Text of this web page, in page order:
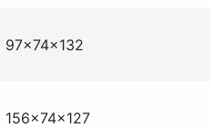
97x74x132
156x74x127